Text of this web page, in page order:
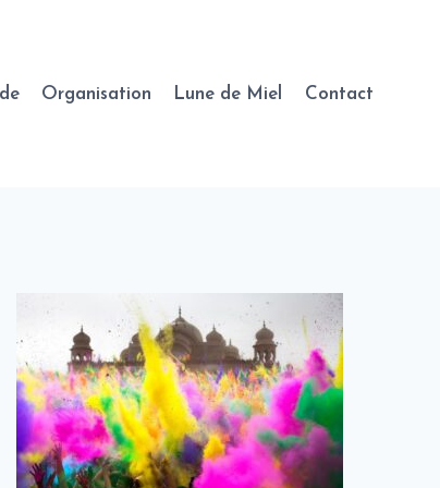
Organisation Lune de Miel Contact